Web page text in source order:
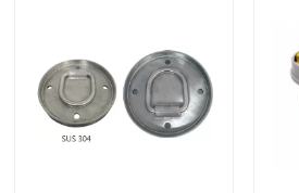
เกี่ยวกับเรา